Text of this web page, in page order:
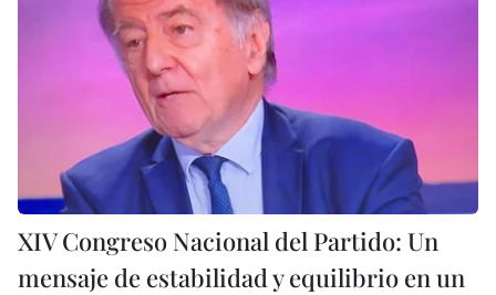
XIV Congreso Nacional del Partido: Un
mensaje de estabilidad y equilibrio en un